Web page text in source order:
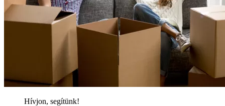
Hívjon, segítünk!